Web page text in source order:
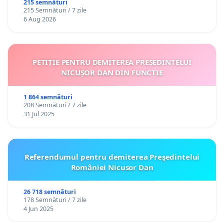
gradațiilor de vechime pentru asistenții
personali
215 semnături
215 Semnături / 7 zile
6 Aug 2026
PETIȚIE PENTRU DEMITEREA PREȘEDINTELUI
NICUȘOR DAN DIN FUNCȚIE
1 864 semnături
208 Semnături / 7 zile
31 Jul 2025
Referendumul pentru demiterea Preşedintelui
României Nicusor Dan
26 718 semnături
178 Semnături / 7 zile
4 Jun 2025